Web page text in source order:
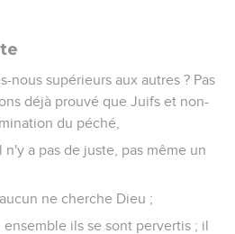
nous supérieurs aux autres ? Pas
déjà prouvé que Juifs et non-
du péché,
a pas de juste, pas même un
ne cherche Dieu ;
ils se sont pervertis ; il